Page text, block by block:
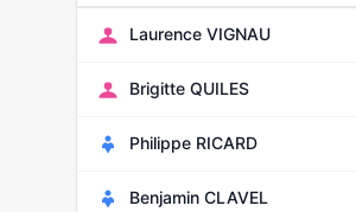
Laurence VIGNAU
Brigitte QUILES
Philippe RICARD
Benjamin CLAVEL